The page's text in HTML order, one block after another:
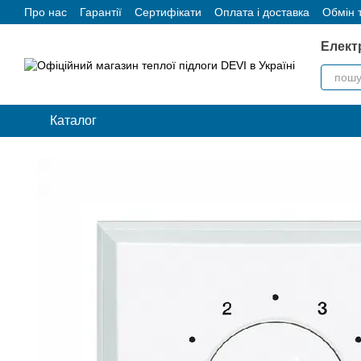
Перейти до основного контенту
Про нас Гарантії Сертифікати Оплата і доставка Обмін
Каталог